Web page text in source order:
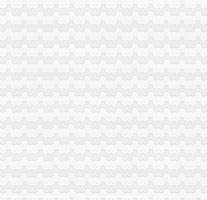
办公司年主题积筹备3.15活动
彻《重庆市渝中区工商代办合同格式条款监督
措施为开展校园周边环境专项整护好航
执照新班子围绕2006年目标提出三点工作思路
实全市渝中区工商代办食品安全监管工作会精
法办案工作
业执照采取有效措施构建执法监管平台
政机关与行业协会脱钩改革工作
施加食品安全监管
排名_重点中学_重庆中考网
教师简章_公务员_新东方在线